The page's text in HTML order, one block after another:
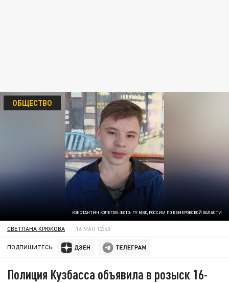
КОНСТАНТИН КОЛЕГОВ. ФОТО: ГУ МВД РОССИИ ПО КЕМЕРОВСКОЙ ОБЛАСТИ
ОБЩЕСТВО
СВЕТЛАНА КРЮКОВА 16 МАЯ 12:40
ПОДПИШИТЕСЬ:
Полиция Кузбасса объявила в розыск 16-